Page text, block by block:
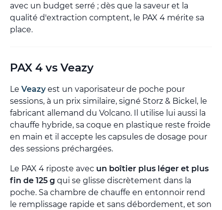
avec un budget serré ; dès que la saveur et la
qualité d'extraction comptent, le PAX 4 mérite sa
place.
PAX 4 vs Veazy
Le Veazyest un vaporisateur de poche pour
sessions, à un prix similaire, signé Storz & Bickel, le
fabricant allemand du Volcano. Il utilise lui aussi la
chauffe hybride, sa coque en plastique reste froide
en main et il accepte les capsules de dosage pour
des sessions préchargées.
Le PAX 4 riposte avec un boîtier plus léger et plus
fin de 125 g qui se glisse discrètement dans la
poche. Sa chambre de chauffe en entonnoir rend
le remplissage rapide et sans débordement, et son